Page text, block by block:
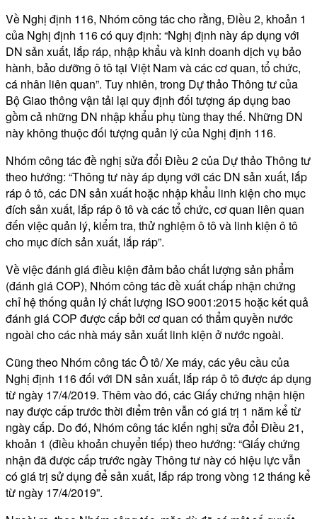
Về Nghị định 116, Nhóm công tác cho rằng, Điều 2, khoản 1
của Nghị định 116 có quy định: “Nghị định này áp dụng với
DN sản xuất, lắp ráp, nhập khẩu và kinh doanh dịch vụ bảo
hành, bảo dưỡng ô tô tại Việt Nam và các cơ quan, tổ chức,
cá nhân liên quan”. Tuy nhiên, trong Dự thảo Thông tư của
Bộ Giao thông vận tải lại quy định đối tượng áp dụng bao
gồm cả những DN nhập khẩu phụ tùng thay thế. Những DN
này không thuộc đối tượng quản lý của Nghị định 116.
Nhóm công tác đề nghị sửa đổi Điều 2 của Dự thảo Thông tư
theo hướng: “Thông tư này áp dụng với các DN sản xuất, lắp
ráp ô tô, các DN sản xuất hoặc nhập khẩu linh kiện cho mục
đích sản xuất, lắp ráp ô tô và các tổ chức, cơ quan liên quan
đến việc quản lý, kiểm tra, thử nghiệm ô tô và linh kiện ô tô
cho mục đích sản xuất, lắp ráp”.
Về việc đánh giá điều kiện đảm bảo chất lượng sản phẩm
(đánh giá COP), Nhóm công tác đề xuất chấp nhận chứng
chỉ hệ thống quản lý chất lượng ISO 9001:2015 hoặc kết quả
đánh giá COP được cấp bởi cơ quan có thẩm quyền nước
ngoài cho các nhà máy sản xuất linh kiện ở nước ngoài.
Cũng theo Nhóm công tác Ô tô/ Xe máy, các yêu cầu của
Nghị định 116 đối với DN sản xuất, lắp ráp ô tô được áp dụng
từ ngày 17/4/2019. Thêm vào đó, các Giấy chứng nhận hiện
nay được cấp trước thời điểm trên vẫn có giá trị 1 năm kể từ
ngày cấp. Do đó, Nhóm công tác kiến nghị sửa đổi Điều 21,
khoản 1 (điều khoản chuyển tiếp) theo hướng: “Giấy chứng
nhận đã được cấp trước ngày Thông tư này có hiệu lực vẫn
có giá trị sử dụng để sản xuất, lắp ráp trong vòng 12 tháng kể
từ ngày 17/4/2019”.